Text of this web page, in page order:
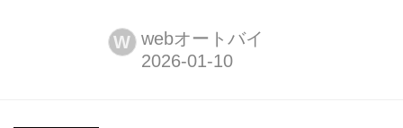
オートサロン2026」(1月9日~11日/幕
張メッセ)。四輪が主役のイベントです
W webオートバイ